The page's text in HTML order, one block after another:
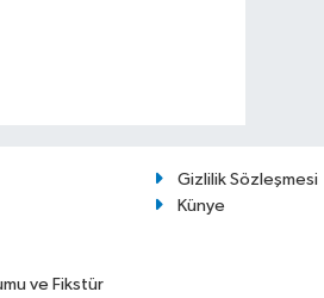
ve Fikstür
Gizlilik Sözleşmesi
Künye